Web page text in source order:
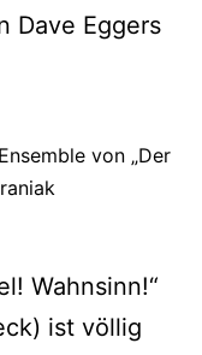
Dave Eggers
von „Der
Wahnsinn!“
ist völlig